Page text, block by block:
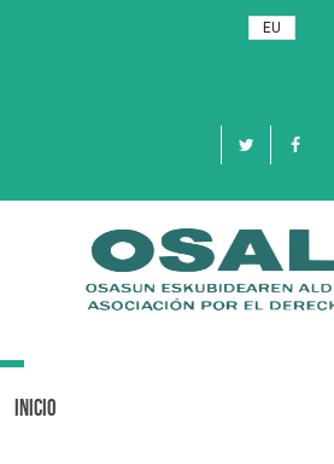
EU
Toggle
Inicio